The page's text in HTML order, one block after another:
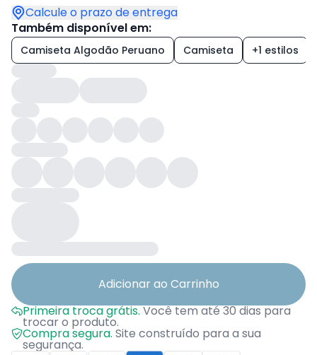
Calcule o prazo de entrega
Também disponível em:
Camiseta Algodão Peruano Camiseta +1 estilos
Adicionar ao Carrinho
Primeira troca grátis.Você tem até 30 dias para
trocar o produto.
Compra segura. Site construído para a sua
segurança.